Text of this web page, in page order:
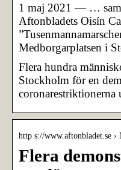
1 maj 2021 — …
Aftonbladets Oisín
Medborgarplatsen i
Flera hundra
Stockholm för en
coronarestriktionerna
http s://www.aftonbladet.se ›
Flera